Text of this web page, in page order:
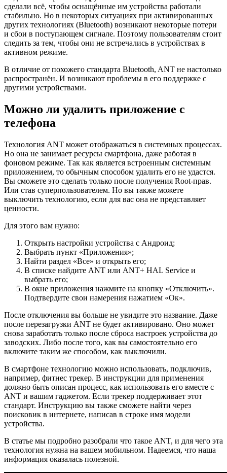
сделали всё, чтобы оснащённые им устройства работали
стабильно. Но в некоторых ситуациях при активированных
других технологиях (Bluetooth) возникают некоторые потери
и сбои в поступающем сигнале. Поэтому пользователям стоит
следить за тем, чтобы они не встречались в устройствах в
активном режиме.
В отличие от похожего стандарта Bluetooth, ANT не настолько
распространён. И возникают проблемы в его поддержке с
другими устройствами.
Можно ли удалить приложение с
телефона
Технология ANT может отображаться в системных процессах.
Но она не занимает ресурсы смартфона, даже работая в
фоновом режиме. Так как является встроенным системным
приложением, то обычным способом удалить его не удастся.
Вы сможете это сделать только после получения Root-прав.
Или став суперпользователем. Но вы также можете
выключить технологию, если для вас она не представляет
ценности.
Для этого вам нужно:
Открыть настройки устройства с Андроид;
Выбрать пункт «Приложения»;
Найти раздел «Все» и открыть его;
В списке найдите ANT или ANT+ HAL Service и
выбрать его;
В окне приложения нажмите на кнопку «Отключить».
Подтвердите свои намерения нажатием «Ок».
После отключения вы больше не увидите это название. Даже
после перезагрузки ANT не будет активировано. Оно может
снова заработать только после сброса настроек устройства до
заводских. Либо после того, как вы самостоятельно его
включите таким же способом, как выключили.
В смартфоне технологию можно использовать, подключив,
например, фитнес трекер. В инструкции для применения
должно быть описан процесс, как использовать его вместе с
ANT и вашим гаджетом. Если трекер поддерживает этот
стандарт. Инструкцию вы также сможете найти через
поисковик в интернете, написав в строке имя модели
устройства.
В статье мы подробно разобрали что такое ANT, и для чего эта
технология нужна на вашем мобильном. Надеемся, что наша
информация оказалась полезной.